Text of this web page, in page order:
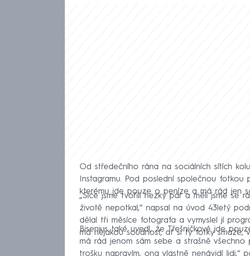
Od středečního rána na sociálních sítích
Instagramu. Pod poslední společnou fotkou
kterému jde pouze o peníze a má rád jen
„Sice jsme tvořili hezký pár a měli jsme se
životě nepotkal,“ napsal na úvod 43letý
dělal tři měsíce fotografa a vymyslel jí
má nějakou soudnost, ať si ty fotky smaže,
Bisenius také uvedl, že Třešničkové jde
má rád jenom sám sebe a strašně
trošku napravím, ona vlastně nenávidí lidi,“